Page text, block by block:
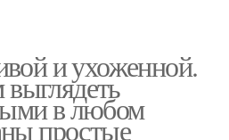
и ухоженной.
в любом
простые